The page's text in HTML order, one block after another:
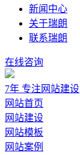
新闻中心
关于瑞朗
联系瑞朗
在线咨询
7年 专注网站建设
网站首页
网站建设
网站模板
网站案例